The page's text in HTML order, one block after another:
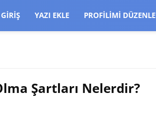
GIRIŞ YAZI EKLE PROFILIMI DÜZENLE
Şartları Nelerdir?